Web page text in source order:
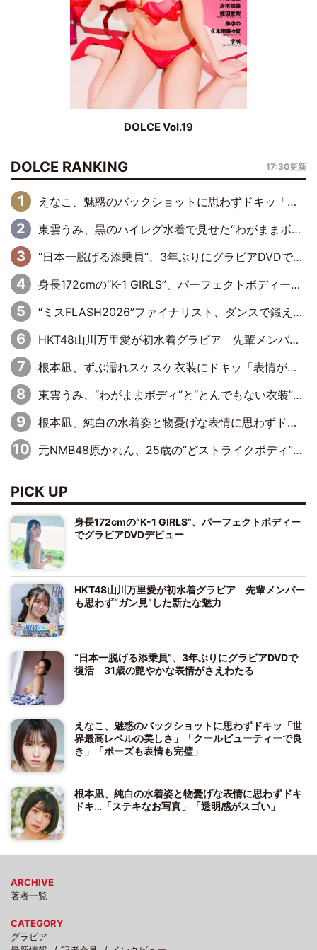
DOLCE Vol.19
DOLCE RANKING 17:30更新
えなこ、魅惑のバックショットに思わずドキッ「世界最高レベルの美しさ」「クールビューティーで良き」「ポーズも表情も完璧」
東雲うみ、黒のハイレグ水着で見せた“わがままボディ”がたまらない「うみちゃんカワイイ」「全てがステキな女神さま」「魅力的です」
“日本一脱げる添乗員”、3年ぶりにグラビアDVDで復活 31歳の艶やかな表情がさえわたる
身長172cmの“K-1 GIRLS”、パーフェクトボディーでグラビアDVDデビュー
“ミスFLASH2026”ファイナリスト、ダンスで鍛え上げた健康的な美ボディー披露
HKT48山川万里愛が初水着グラビア 先輩メンバーも思わず“ガン見”した新たな魅力
根本凪、ずぶ濡れスケスケ衣装にドキッ「表情が良過ぎる」「ねもちゃんの眼差しにドキドキが止まらない」
東雲うみ、“わがままボディ”と“とんでもない衣装”で誘惑「パーフェクトなスタイル」「くびれがステキ」「やみつきになるボディ」
根本凪、純白の水着姿と物憂げな表情に思わずドキドキ…「ステキなお写真」「透明感がスゴい」
元NMB48原かれん、25歳の“どストライクボディ”をバリで解禁 169cmモデル体形で挑む初の本格グラビア
PICK UP
身長172cmの“K-1 GIRLS”、パーフェクトボディー
でグラビアDVDデビュー
HKT48山川万里愛が初水着グラビア 先輩メンバー
も思わず“ガン見”した新たな魅力
“日本一脱げる添乗員”、3年ぶりにグラビアDVDで
復活 31歳の艶やかな表情がさえわたる
えなこ、魅惑のバックショットに思わずドキッ「世
界最高レベルの美しさ」「クールビューティーで良
き」「ポーズも表情も完璧」
根本凪、純白の水着姿と物憂げな表情に思わずドキ
ドキ…「ステキなお写真」「透明感がスゴい」
ARCHIVE
著者一覧
CATEGORY
グラビア